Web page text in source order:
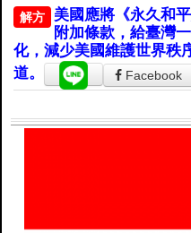
解方
美國應將《永久和
附加條款，給臺灣
化，減少美國維護世界秩
道。
Facebook